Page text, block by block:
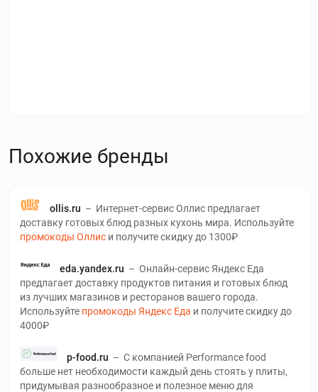
Похожие бренды
ollis.ru – Интернет-сервис Оллис предлагает
доставку готовых блюд разных кухонь мира. Используйте
промокоды Оллис и получите скидку до 1300₽
eda.yandex.ru – Онлайн-сервис Яндекс Еда
предлагает доставку продуктов питания и готовых блюд
из лучших магазинов и ресторанов вашего города.
Используйте промокоды Яндекс Еда и получите скидку до
4000₽
p-food.ru – С компанией Performance food
больше нет необходимости каждый день стоять у плиты,
придумывая разнообразное и полезное меню для